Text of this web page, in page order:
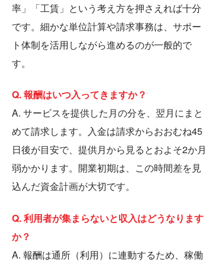
率」「工賃」という考え方を押さえれば十分
です。細かな単位計算や請求事務は、サポー
ト体制を活用しながら進めるのが一般的で
す。
Q. 報酬はいつ入ってきますか？
A. サービスを提供した月の分を、翌月にまと
めて請求します。入金は請求からおおむね45
日後が目安で、提供月から見るとおよそ2か月
弱かかります。開業初期は、この時間差を見
込んだ資金計画が大切です。
Q. 利用者が集まらないと収入はどうなります
か？
A. 報酬は通所（利用）に連動するため、稼働